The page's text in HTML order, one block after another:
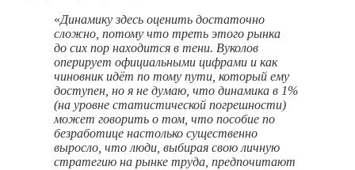
«Динамику здесь оценить достаточно
сложно, потому что треть этого рынка
до сих пор находится в тени. Вуколов
оперирует официальными цифрами и как
чиновник идёт по тому пути, который ему
доступен, но я не думаю, что динамика в 1%
(на уровне статистической погрешности)
может говорить о том, что пособие по
безработице настолько существенно
выросло, что люди, выбирая свою личную
стратегию на рынке труда, предпочитают